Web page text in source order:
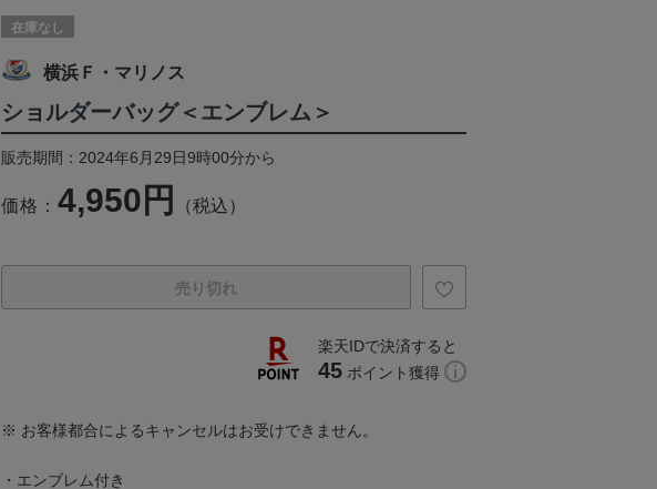
在庫なし
横浜Ｆ・マリノス
ショルダーバッグ＜エンブレム＞
販売期間：2024年6月29日9時00分から
価格： 4,950円 （税込）
売り切れ
楽天IDで決済すると
45 ポイント獲得
※ お客様都合によるキャンセルはお受けできません。
・エンブレム付き